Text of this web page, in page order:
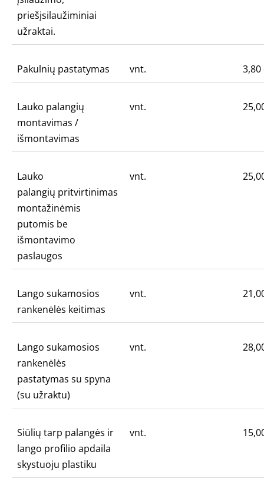
priešįsilaužiminiai
užraktai.
Pakulnių pastatymas vnt. 3,80
Lauko palangių
montavimas /
išmontavimas
vnt.
Lauko
palangių pritvirtinimas
montažinėmis
putomis be
išmontavimo
paslaugos
vnt.
Lango sukamosios
rankenėlės keitimas
vnt.
Lango sukamosios
rankenėlės
pastatymas su spyna
(su užraktu)
vnt.
Siūlių tarp palangės ir
lango profilio apdaila
skystuoju plastiku
vnt.